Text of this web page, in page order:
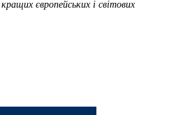
європейських і світових